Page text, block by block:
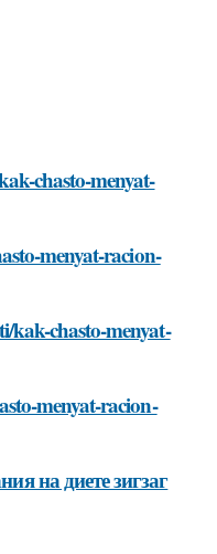
chasto-menyat-
menyat-racion-
kak-chasto-menyat-
menyat-racion-
на диете зигзаг